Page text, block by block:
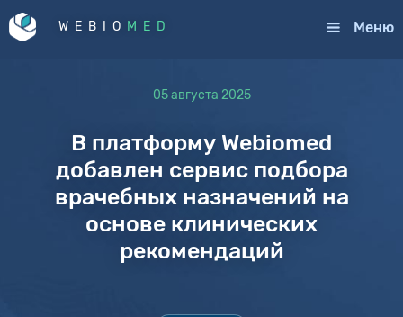
WEBIO MED Меню
05 августа 2025
В платформу Webiomed
добавлен сервис подбора
врачебных назначений на
основе клинических
рекомендаций